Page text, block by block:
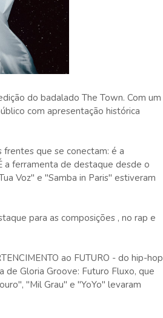
do badalado The Town. Com um
com apresentação histórica
que se conectam: é a
a ferramenta de destaque desde o
Voz" e "Samba in Paris" estiveram
para as composições , no rap e
ao FUTURO - do hip-hop
de Gloria Groove: Futuro Fluxo, que
"Mil Grau" e "YoYo" levaram